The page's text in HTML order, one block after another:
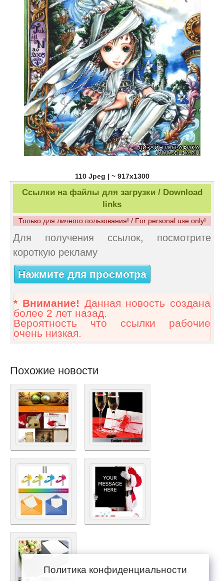
110 Jpeg | ~ 917x1300
Ссылки на файлы для загрузки / Download
links
Только для личного пользования! / For personal use only!
Для получения ссылок, посмотрите
короткую рекламу
Нажмите для просмотра
* Внимание! Данная новость создана
более 2 лет назад.
Вероятность что ссылки рабочие
очень низкая.
Похожие новости
Политика конфиденциальности